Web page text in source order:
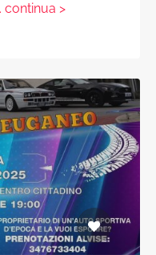
continua >